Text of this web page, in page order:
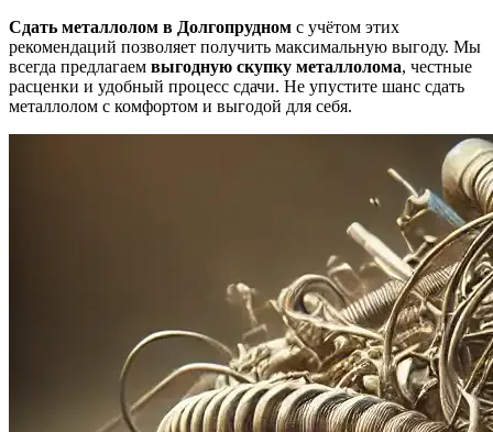
Сдать металлолом в Долгопрудном с учётом этих
рекомендаций позволяет получить максимальную выгоду. Мы
всегда предлагаем выгодную скупку металлолома, честные
расценки и удобный процесс сдачи. Не упустите шанс сдать
металлолом с комфортом и выгодой для себя.